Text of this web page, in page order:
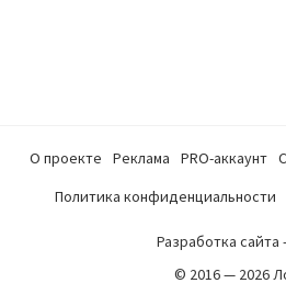
О проекте Реклама PRO-аккаунт
Политика конфиденциальности
Разработка сайта
© 2016 — 2026